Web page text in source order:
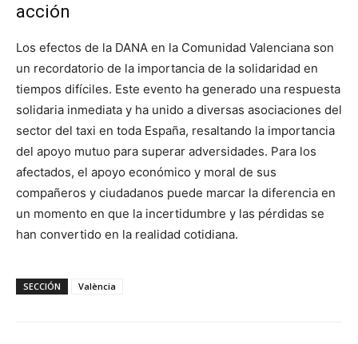
acción
Los efectos de la DANA en la Comunidad Valenciana son
un recordatorio de la importancia de la solidaridad en
tiempos difíciles. Este evento ha generado una respuesta
solidaria inmediata y ha unido a diversas asociaciones del
sector del taxi en toda España, resaltando la importancia
del apoyo mutuo para superar adversidades. Para los
afectados, el apoyo económico y moral de sus
compañeros y ciudadanos puede marcar la diferencia en
un momento en que la incertidumbre y las pérdidas se
han convertido en la realidad cotidiana.
SECCIÓN València